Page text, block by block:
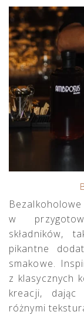
w
składników,
pikantne
smakowe.
z klasycznych
kreacji, dając
różnymi